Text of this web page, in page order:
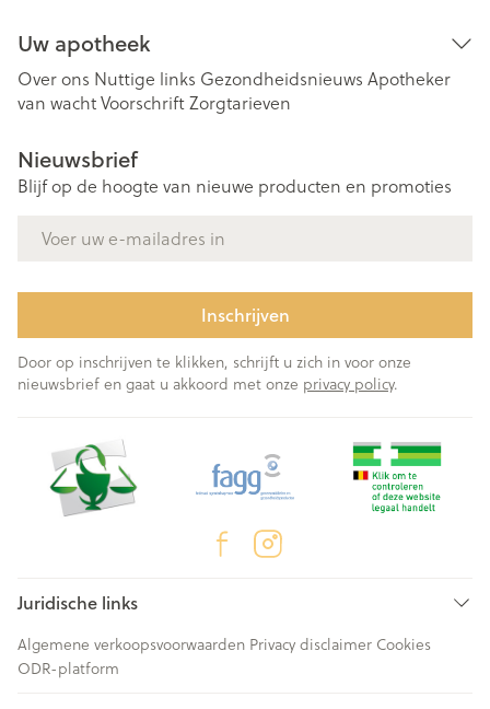
Uw apotheek
Over ons Nuttige links Gezondheidsnieuws Apotheker
van wachtVoorschriftZorgtarieven
Nieuwsbrief
Blijf op de hoogte van nieuwe producten en promoties
Inschrijven
Door op inschrijven te klikken, schrijft u zich in voor onze
nieuwsbrief en gaat u akkoord met onze privacy policy.
Juridische links
Algemene verkoopsvoorwaarden Privacy disclaimer Cookies
ODR-platform